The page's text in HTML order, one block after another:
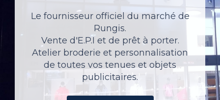
Catalogues
Mon compte
Devis et contact
Le fournisseur officiel du marché de
Rungis.
Vente d'E.P.I et de prêt à porter.
Atelier broderie et personnalisation
de toutes vos tenues et objets
publicitaires.